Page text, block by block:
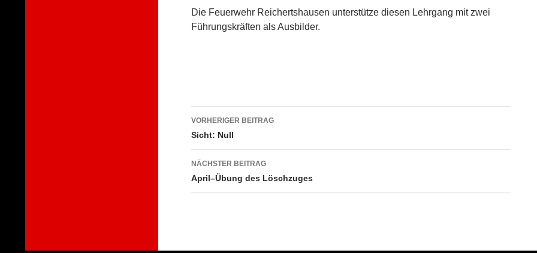
Die Feuerwehr Reichertshausen unterstütze diesen Lehrgang mit zwei
Führungskräften als Ausbilder.
Beitragsnavigation
VORHERIGER BEITRAG
Sicht: Null
NÄCHSTER BEITRAG
April–Übung des Löschzuges